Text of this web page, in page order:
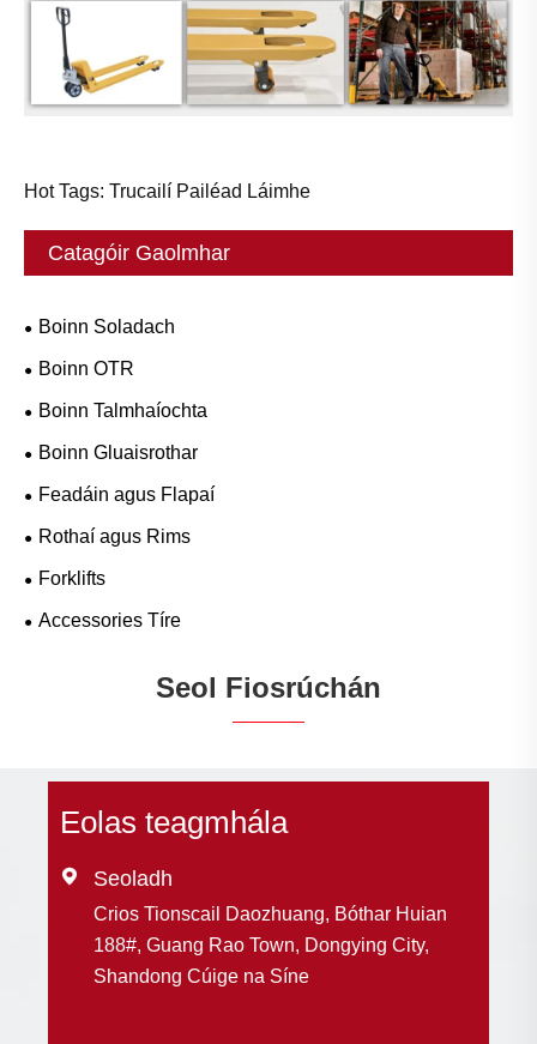
Hot Tags: Trucailí Pailéad Láimhe
Catagóir Gaolmhar
Boinn Soladach
Boinn OTR
Boinn Talmhaíochta
Boinn Gluaisrothar
Feadáin agus Flapaí
Rothaí agus Rims
Forklifts
Accessories Tíre
Seol Fiosrúchán
Eolas teagmhála
 Seoladh
Crios Tionscail Daozhuang, Bóthar Huian
188#, Guang Rao Town, Dongying City,
Shandong Cúige na Síne